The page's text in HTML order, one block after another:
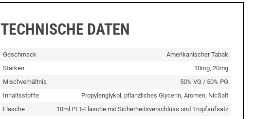
TECHNISCHE DATEN
Geschmack
Amerikanischer Tabak
Stärken
10mg, 20mg
Mischverhältnis
50% VG / 50% PG
Inhaltsstoffe
Propylenglykol, pflanzliches Glycerin, Aromen, NicSalt
Flasche
10ml PET-Flasche mit Sicherheitsverschluss und Tropfaufsatz